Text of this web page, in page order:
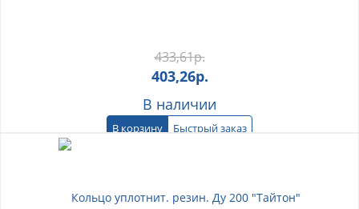
433,61р.
403,26р.
В наличии
В корзину Быстрый заказ